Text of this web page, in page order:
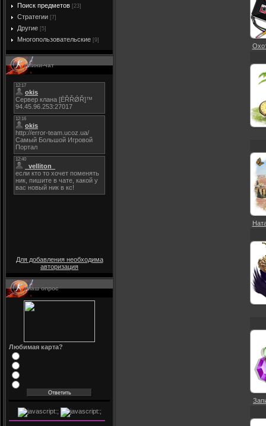
Поиск предметов [23]
Стратегии [7]
Другие [5]
Многопользовательские [9]
Мини-чат
Для добавления необходима
авторизация
Наш опрос
Любимая карта?